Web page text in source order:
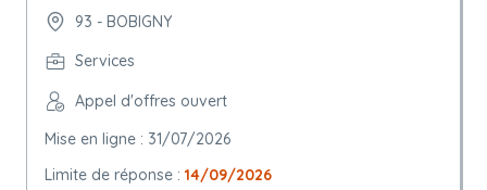
93 - BOBIGNY
Services
Appel d'offres ouvert
Mise en ligne : 31/07/2026
Limite de réponse : 14/09/2026